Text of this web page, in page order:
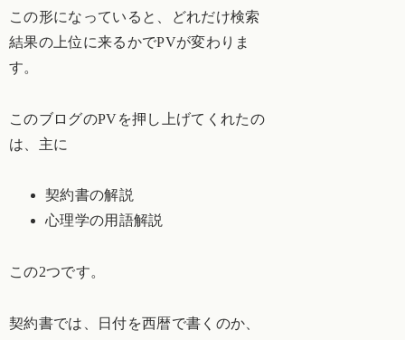
この形になっていると、どれだけ検索
結果の上位に来るかでPVが変わりま
す。
このブログのPVを押し上げてくれたの
は、主に
契約書の解説
心理学の用語解説
この2つです。
契約書では、日付を西暦で書くのか、